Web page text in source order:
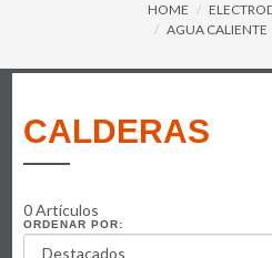
HOME
AGUA CALIENTE
CALDERAS
0 Artículos
ORDENAR POR: